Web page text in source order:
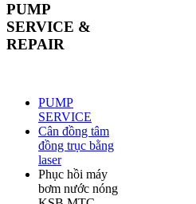
PUMP
SERVICE &
REPAIR
PUMP
SERVICE
Cân đồng tâm
đồng trục bằng
laser
Phục hồi máy
bơm nước nóng